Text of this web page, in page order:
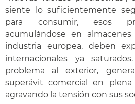
siente lo suficientemente
para consumir, esos
acumulándose en
industria europea, deben
internacionales ya
problema al exterior,
superávit comercial en
agravando la tensión con sus